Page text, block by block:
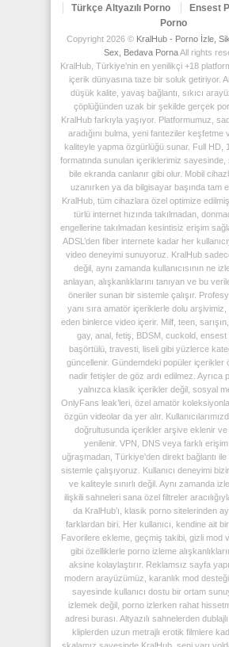
Türkçe Altyazılı Porno
Ensest
Porno
Copyright 2026 © KralHub - Porno İzle,
Sex, Bedava PornaAll rights
KralHub, Türkiye’nin en yenilikçi +18
içerik dünyasına taze bir soluk getiriyor.
düşük kalite, yavaş bağlantı, sıkıcı
çöplüğünden uzak bir şekilde gerçek
KralHub farkıyla yaşıyor. Platformumuz,
aradığını bulma, yeni fanteziler keşfetme
kaliteyle yapma özgürlüğü sunar. Full HD,
formatında sunulan içeriklerimiz sayesinde,
bile ekranda canlanır gibi olur. Mobil
uzanırken ya da bilgisayar başında tam
KralHub, tüm cihazlara özel optimize
türlü internet hızında takılmadan,
engellerine takılmadan kesintisiz erişim
ADSL’den fiber internete kadar her
video deneyimi sunuyoruz. KralHub
değil, aynı zamanda kullanıcısının ne
anlayan, alışkanlıklarını tanıyan ve bu
öneriler sunan bir sistemle çalışır.
yanı sıra amatör içeriklerle dolu
eden binlerce video içerir. Milf, teen,
gay, anal, fetiş, BDSM, cuckold, ensest
başörtülü, travesti, liseli gibi yüzlerce
güncellenir. Gündemdeki popüler içerikler
nadir fetişler de göz ardı edilmez. Ayrıca
yalnızca klasik içerikler değil, sosyal
OnlyFans leak’leri, özel amatör
özgün videolar da yer alır.
doğrultusunda içerikler arşive eklenir
yenilenir. VPN, DNS veya farklı
uğraşmadan, Türkiye'den direkt bağlantı
sistemle çalışıyoruz. Kullanıcı deneyimi
ve kaliteyle sınırlı değil. Aynı zamanda
ilişkili sahneleri sana özel filtreler
da KralHub’ı, klasik porno sitelerinden
farklardan biri. Her kullanıcı, kendine ait
Favorilere ekleme, geçmiş takibi, gizli mod
gibi özelliklerle porno izleme
aksine kolaylaştırır. Reklamsız sayfa
modern arayüzümüz, karanlık mod desteği
sayesinde kullanıcı dostu bir ortam
izlemek değil, porno izlerken rahat
adresi burası. Altyazılı sahnelerden
kliplerden uzun metrajlı erotik filmlere